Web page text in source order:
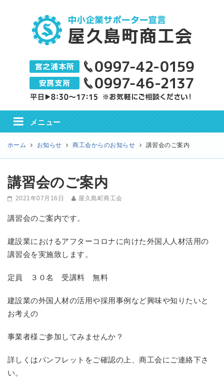
メニュー
ホーム お知らせ 商工会からのお知らせ 講習会のご案内
講習会のご案内
2021年07月16日 屋久島町商工会
講習会のご案内です。
建設業におけるアフターコロナに向けた外国人人材活用の
講習会を実施致します。
定員 ３０名 受講料 無料
建設業の外国人材の活用や採用事例など興味や知りたいと
お考えの
事業者様ご参加してみませんか？
詳しくはパンフレットをご確認の上、商工会にご連絡下さ
い。